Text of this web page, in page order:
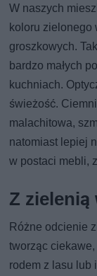
W naszych
koloru zielonego
groszkowych.
bardzo małych
kuchniach.
świeżość.
malachitowa,
natomiast lepiej
w postaci mebli,
Z zielenią
Różne odcienie
tworząc
rodem z lasu lub